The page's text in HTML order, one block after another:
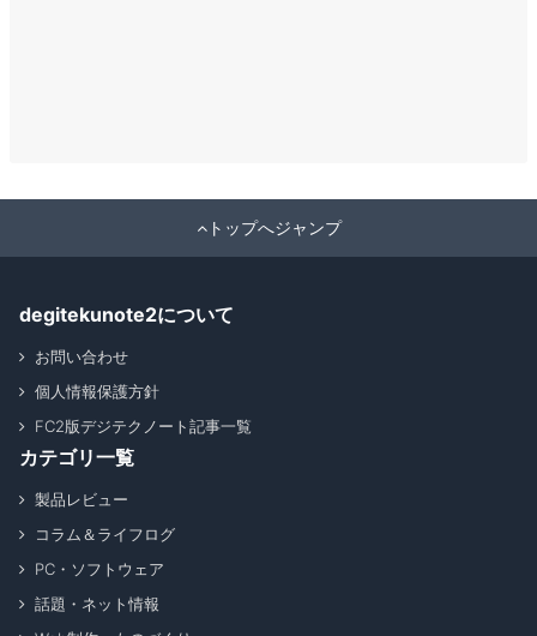
トップへジャンプ
degitekunote2について
お問い合わせ
個人情報保護方針
FC2版デジテクノート記事一覧
カテゴリ一覧
製品レビュー
コラム＆ライフログ
PC・ソフトウェア
話題・ネット情報